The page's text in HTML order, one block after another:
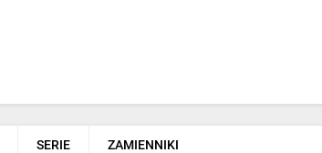
SERIE ZAMIENNIKI